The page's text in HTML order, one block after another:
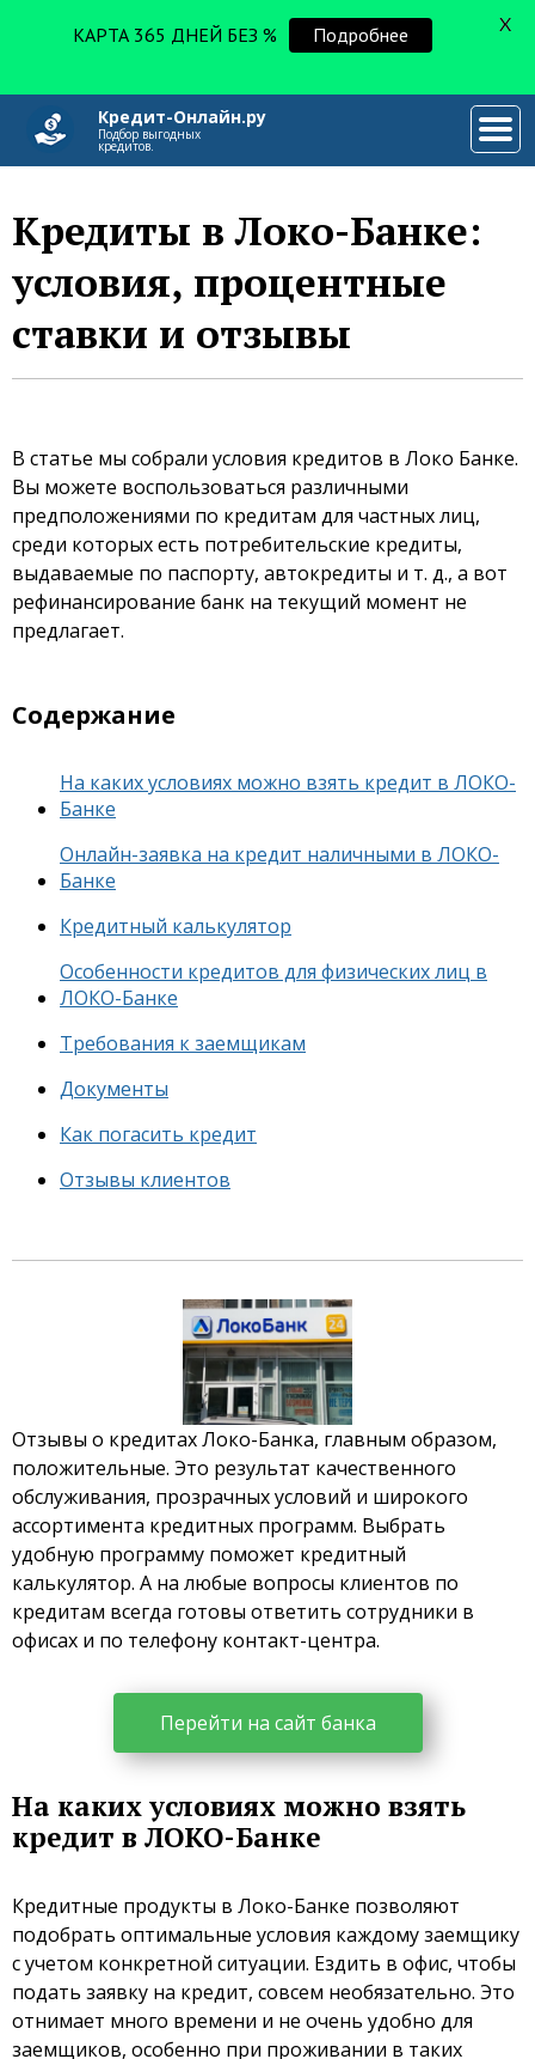
Кредит-Онлайн.ру
Подбор выгодных
кредитов.
###
Кредиты в Локо-Банке:
условия, процентные
ставки и отзывы
В статье мы собрали условия кредитов в Локо Банке.
Вы можете воспользоваться различными
предположениями по кредитам для частных лиц,
среди которых есть потребительские кредиты,
выдаваемые по паспорту, автокредиты и т. д., а вот
рефинансирование банк на текущий момент не
предлагает.
Содержание
На каких условиях можно взять кредит в ЛОКО-
Банке
Онлайн-заявка на кредит наличными в ЛОКО-
Банке
Кредитный калькулятор
Особенности кредитов для физических лиц в
ЛОКО-Банке
Требования к заемщикам
Документы
Как погасить кредит
Отзывы клиентов
Отзывы о кредитах Локо-Банка, главным образом,
положительные. Это результат качественного
обслуживания, прозрачных условий и широкого
ассортимента кредитных программ. Выбрать
удобную программу поможет кредитный
калькулятор. А на любые вопросы клиентов по
кредитам всегда готовы ответить сотрудники в
офисах и по телефону контакт-центра.
Перейти на сайт банка
На каких условиях можно взять
кредит в ЛОКО-Банке
Кредитные продукты в Локо-Банке позволяют
подобрать оптимальные условия каждому заемщику
с учетом конкретной ситуации. Ездить в офис, чтобы
подать заявку на кредит, совсем необязательно. Это
отнимает много времени и не очень удобно для
заемщиков, особенно при проживании в таких
КАРТА 365 ДНЕЙ БЕЗ % Подробнее X